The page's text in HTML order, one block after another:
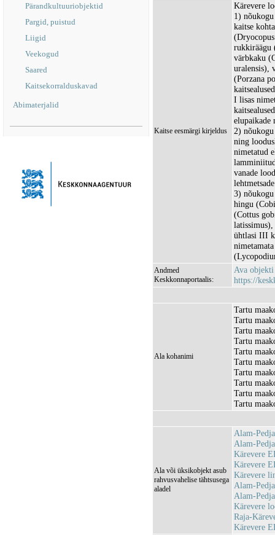
Pärandkultuuriobjektid
Pargid, puistud
Liigid
Veekogud
Saared
Kaitsekorralduskavad
Abimaterjalid
Kaitse eesmärgi kirjeldus
Kärevere
1)
kaitse
rukkiräägu
värbkaku
uralensis),
(Porzana
I lisas
elupaikade
2)
ning
nimetatud
vanade
3)
hingu
(Cottus
ühtlasi III
Andmed
Keskkonnaportaalis:
Ava objekti
https://
Ala kohanimi
Tartu
Tartu
Tartu
Tartu
Tartu
Tartu
Tartu
Tartu
Tartu
Tartu
Ala või üksikobjekt asub
rahvusvahelise tähtsusega
aladel
Alam-
Alam-
Kärevere
Kärevere
Kärevere
Alam-
Alam-
Kärevere
Raja-
Kärevere